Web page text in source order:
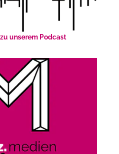
unserem Podcast